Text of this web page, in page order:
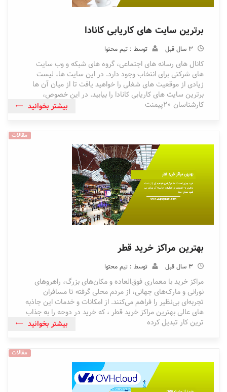
برترین سایت های کاریابی کانادا
3 سال قبل توسط : تیم محتوا
کانال های رسانه های اجتماعی، گروه های شبکه و وب سایت
های شرکتی برای انتخاب وجود دارد. در این سایت ها، لیست
زیادی از موقعیت های شغلی را خواهید یافت تا از میان آن ها
برترین سایت های کاریابی کانادا را بیابید. در این خصوص،
کارشناسان 20پیمنت
بیشتر بخوانید
مقالات
بهترین مراکز خرید قطر
3 سال قبل توسط : تیم محتوا
مراکز خرید با معماری فوق‌العاده و مکان‌های بزرگ، راهروهای
نورانی و مارک‌های جهانی، از مردم محلی گرفته تا مسافران
تجربه‌ای بی‌نظیر را فراهم می‌کنند. از امکانات و خدمات این جاذبه
های عالی بهترین مراکز خرید قطر ، که خرید در دوحه را به جذاب
ترین کار تبدیل کرده
بیشتر بخوانید
مقالات